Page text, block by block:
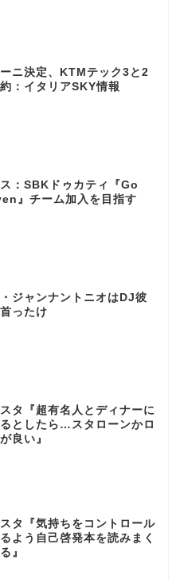
ニ決定、KTMテック3と2
：イタリアSKY情報
ス：SBKドゥカティ『Go
』チーム加入を目指す
ジャンナントニオはDJ彼
ったけ
タ『超有名人とディナーに
としたら…スタローンかロ
良い』
タ『気持ちをコントロール
よう自己啓発本を読みまく
』